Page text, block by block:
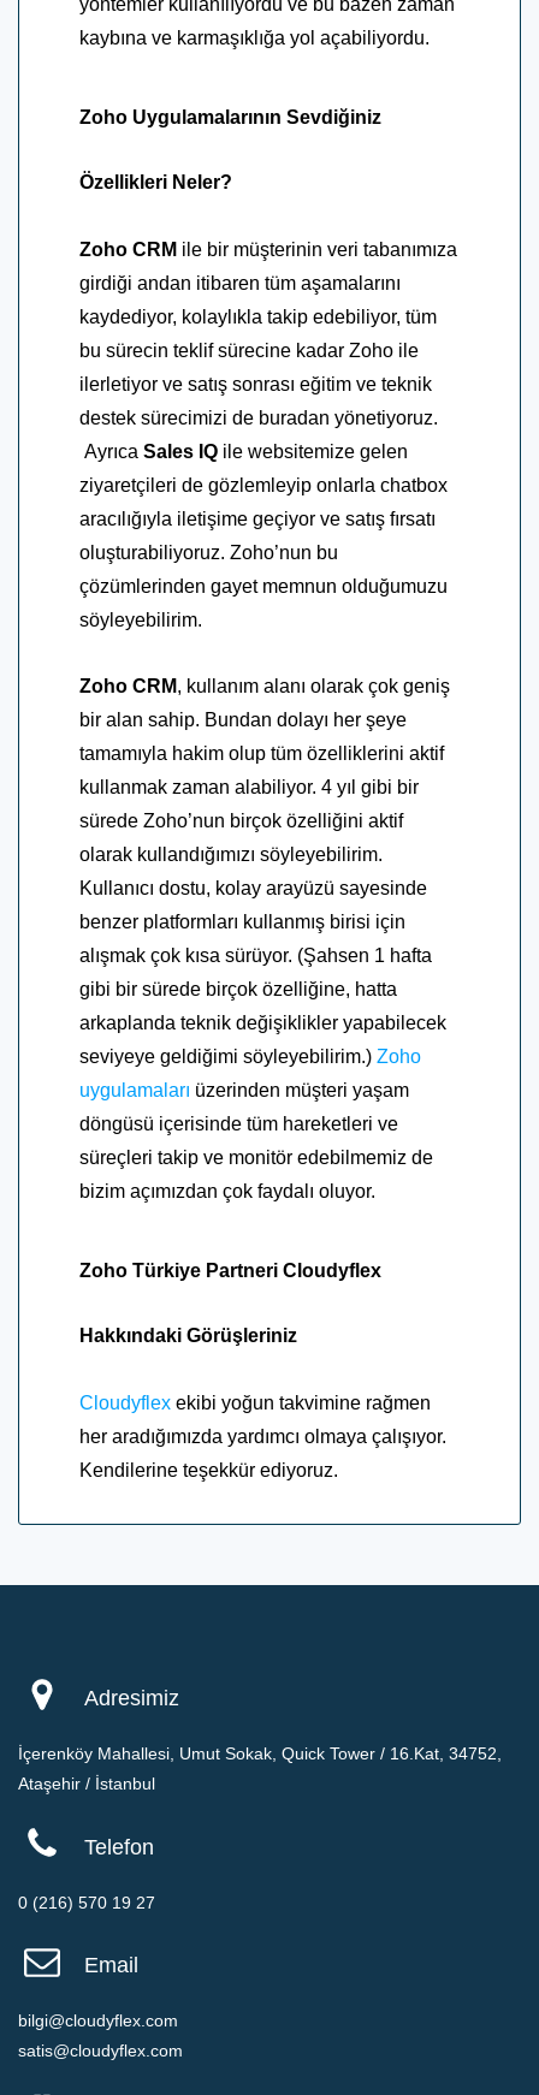
yöntemler kullanılıyordu ve bu bazen zaman
kaybına ve karmaşıklığa yol açabiliyordu.
Zoho Uygulamalarının Sevdiğiniz
Özellikleri Neler?
Zoho CRM ile bir müşterinin veri tabanımıza
girdiği andan itibaren tüm aşamalarını
kaydediyor, kolaylıkla takip edebiliyor, tüm
bu sürecin teklif sürecine kadar Zoho ile
ilerletiyor ve satış sonrası eğitim ve teknik
destek sürecimizi de buradan yönetiyoruz.
Ayrıca Sales IQ ile websitemize gelen
ziyaretçileri de gözlemleyip onlarla chatbox
aracılığıyla iletişime geçiyor ve satış fırsatı
oluşturabiliyoruz. Zoho’nun bu
çözümlerinden gayet memnun olduğumuzu
söyleyebilirim.
Zoho CRM, kullanım alanı olarak çok geniş
bir alan sahip. Bundan dolayı her şeye
tamamıyla hakim olup tüm özelliklerini aktif
kullanmak zaman alabiliyor. 4 yıl gibi bir
sürede Zoho’nun birçok özelliğini aktif
olarak kullandığımızı söyleyebilirim.
Kullanıcı dostu, kolay arayüzü sayesinde
benzer platformları kullanmış birisi için
alışmak çok kısa sürüyor. (Şahsen 1 hafta
gibi bir sürede birçok özelliğine, hatta
arkaplanda teknik değişiklikler yapabilecek
seviyeye geldiğimi söyleyebilirim.) Zoho
uygulamaları üzerinden müşteri yaşam
döngüsü içerisinde tüm hareketleri ve
süreçleri takip ve monitör edebilmemiz de
bizim açımızdan çok faydalı oluyor.
Zoho Türkiye Partneri Cloudyflex
Hakkındaki Görüşleriniz
Cloudyflex ekibi yoğun takvimine rağmen
her aradığımızda yardımcı olmaya çalışıyor.
Kendilerine teşekkür ediyoruz.
Adresimiz
İçerenköy Mahallesi, Umut Sokak, Quick Tower / 16.Kat, 34752,
Ataşehir / İstanbul
Telefon
0 (216) 570 19 27
Email
bilgi@cloudyflex.com
satis@cloudyflex.com